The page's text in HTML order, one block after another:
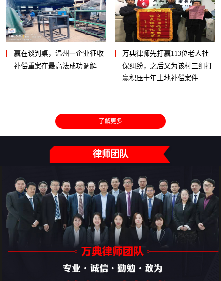
赢在谈判桌，温州一企业征收
补偿重案在最高法成功调解
万典律师先打赢113位老人社
保纠纷，之后又为该村三组打
赢积压十年土地补偿案件
了解更多
律师团队